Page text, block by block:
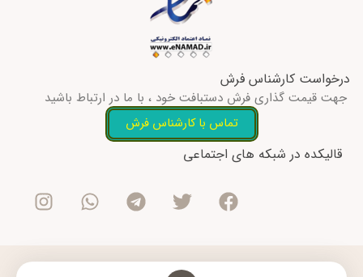
درخواست کارشناس فرش
جهت قیمت گذاری فرش دستبافت خود ، با ما در ارتباط باشید
تماس با کارشناس فرش
قالیکده در شبکه های اجتماعی
F
c
e
o
i
t
e
l
e
r
a
t
a
s
t
g